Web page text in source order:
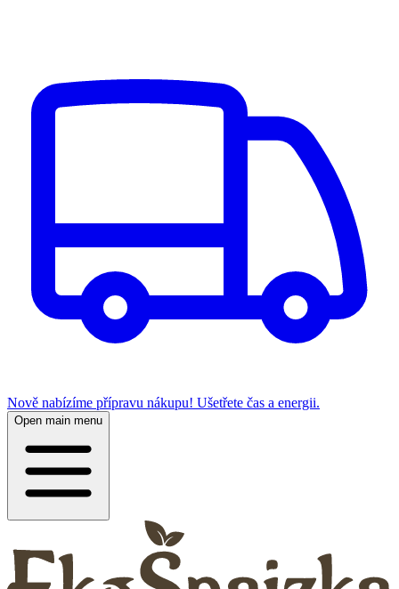
Nově nabízíme přípravu nákupu! Ušetřete čas a energii.
Open main menu